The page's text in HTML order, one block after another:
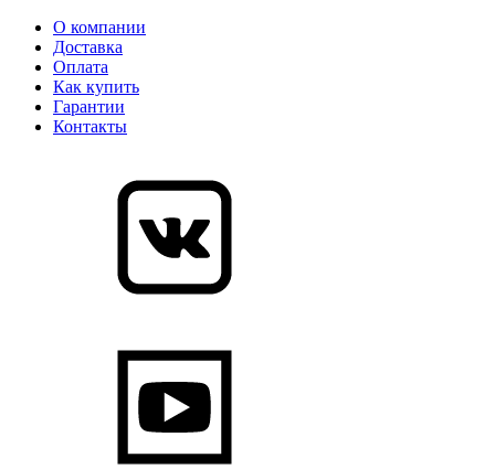
О компании
Доставка
Оплата
Как купить
Гарантии
Контакты